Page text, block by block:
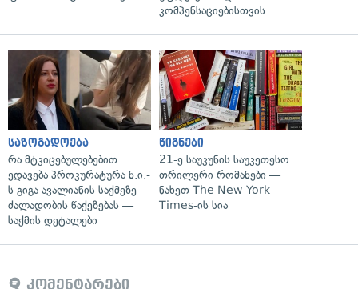
კომპენსაციებისთვის
საზოგადოება
რა მტკიცებულებებით
ედავება პროკურატურა ნ.ი.-
ს გიგა ავალიანის საქმეზე
ძალადობის წაქეზებას —
საქმის დეტალები
წიგნები
21-ე საუკუნის საუკეთესო
თრილერი რომანები —
ნახეთ The New York
Times-ის სია
კომენტარები